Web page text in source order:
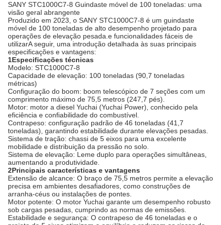
SANY STC1000C7-8 Guindaste móvel de 100 toneladas: uma
visão geral abrangente
Produzido em 2023, o SANY STC1000C7-8 é um guindaste
móvel de 100 toneladas de alto desempenho projetado para
operações de elevação pesada.e funcionalidades fáceis de
utilizarA seguir, uma introdução detalhada às suas principais
especificações e vantagens:
1Especificações técnicas
Modelo: STC1000C7-8
Capacidade de elevação: 100 toneladas (90,7 toneladas
métricas)
Configuração do boom: boom telescópico de 7 seções com um
comprimento máximo de 75,5 metros (247,7 pés).
Motor: motor a diesel Yuchai (Yuchai Power), conhecido pela
eficiência e confiabilidade do combustível.
Contrapeso: configuração padrão de 46 toneladas (41,7
toneladas), garantindo estabilidade durante elevações pesadas.
Sistema de tração: chassi de 5 eixos para uma excelente
mobilidade e distribuição da pressão no solo.
Sistema de elevação: Leme duplo para operações simultâneas,
aumentando a produtividade.
2Principais características e vantagens
Extensão de alcance: O braço de 75,5 metros permite a elevação
precisa em ambientes desafiadores, como construções de
arranha-céus ou instalações de pontes.
Motor potente: O motor Yuchai garante um desempenho robusto
sob cargas pesadas, cumprindo as normas de emissões.
Estabilidade e segurança: O contrapeso de 46 toneladas e o